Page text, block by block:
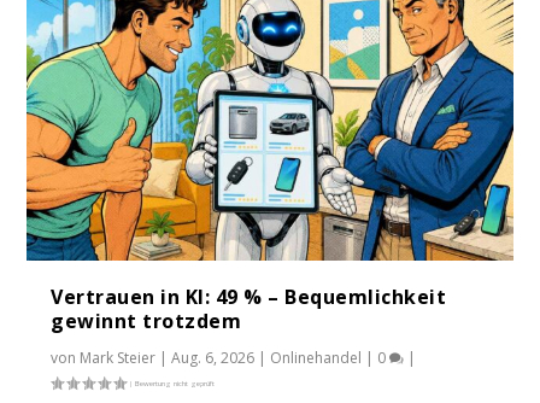
KI-generierte Werbung: Ein Prompt, drei
Abmahnfall...
Das sind die größten Bewertungs-Faker.
Mit Namen
So launcht man mit KI schneller neue
Produkte bei ...
eBay Einwegplastik-Sperre: KI löscht sogar
echtes ...
eBakery schlägt ein neues Kapitel auf:
Vom JTL-Spe...
Vertrauen in KI: 49 % – Bequemlichkeit
gewinnt trotzdem
von Mark Steier |Aug. 6, 2026 | Onlinehandel | 0 |